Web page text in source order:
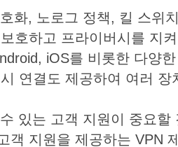
화, 노로그 정책, 킬 스위
호하고 프라이버시를 지
iOS를 비롯한 다양
연결도 제공하여 여러 장
있는 고객 지원이 중요할
지원을 제공하는 VPN